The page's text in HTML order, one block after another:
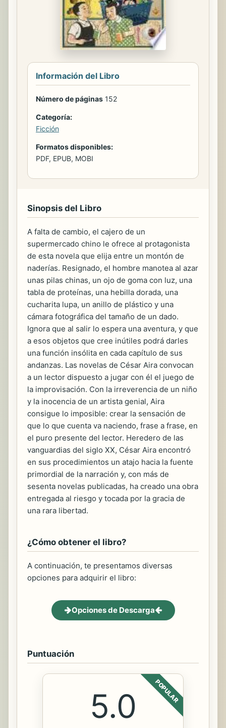
Información del Libro
Número de páginas 152
Categoría:
Ficción
Formatos disponibles:
PDF, EPUB, MOBI
Sinopsis del Libro
A falta de cambio, el cajero de un
supermercado chino le ofrece al protagonista
de esta novela que elija entre un montón de
naderías. Resignado, el hombre manotea al azar
unas pilas chinas, un ojo de goma con luz, una
tabla de proteínas, una hebilla dorada, una
cucharita lupa, un anillo de plástico y una
cámara fotográfica del tamaño de un dado.
Ignora que al salir lo espera una aventura, y que
a esos objetos que cree inútiles podrá darles
una función insólita en cada capítulo de sus
andanzas. Las novelas de César Aira convocan
a un lector dispuesto a jugar con él el juego de
la improvisación. Con la irreverencia de un niño
y la inocencia de un artista genial, Aira
consigue lo imposible: crear la sensación de
que lo que cuenta va naciendo, frase a frase, en
el puro presente del lector. Heredero de las
vanguardias del siglo XX, César Aira encontró
en sus procedimientos un atajo hacia la fuente
primordial de la narración y, con más de
sesenta novelas publicadas, ha creado una obra
entregada al riesgo y tocada por la gracia de
una rara libertad.
¿Cómo obtener el libro?
A continuación, te presentamos diversas
opciones para adquirir el libro:
Opciones de Descarga
Puntuación
POPULAR
5.0